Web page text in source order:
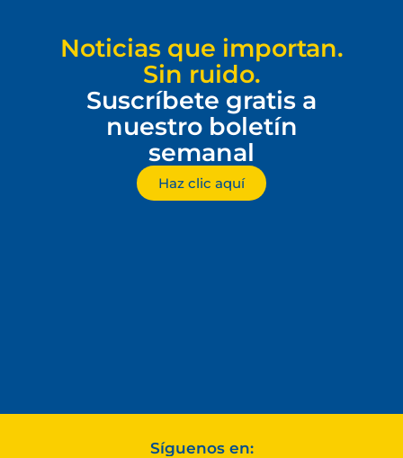
Noticias que importan.
Sin ruido.
Suscríbete gratis a
nuestro boletín
semanal
Haz clic aquí
Síguenos en: